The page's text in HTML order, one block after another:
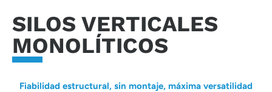
SILOS VERTICALES
MONOLÍTICOS
Fiabilidad estructural, sin montaje, máxima versatilidad